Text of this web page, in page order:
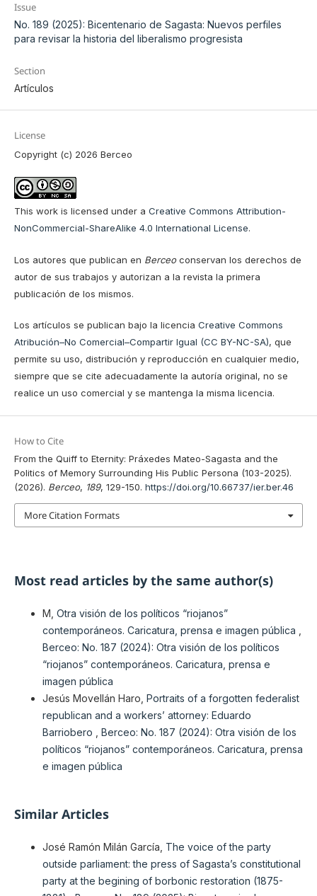
Issue
No. 189 (2025): Bicentenario de Sagasta: Nuevos perfiles
para revisar la historia del liberalismo progresista
Section
Artículos
License
Copyright (c) 2026 Berceo
This work is licensed under a Creative Commons Attribution-
NonCommercial-ShareAlike 4.0 International License.
Los autores que publican en Berceoconservan los derechos de
autor de sus trabajos y autorizan a la revista la primera
publicación de los mismos.
Los artículos se publican bajo la licencia Creative Commons
Atribución–No Comercial–Compartir Igual (CC BY-NC-SA), que
permite su uso, distribución y reproducción en cualquier medio,
siempre que se cite adecuadamente la autoría original, no se
realice un uso comercial y se mantenga la misma licencia.
How to Cite
From the Quiff to Eternity: Práxedes Mateo-Sagasta and the
Politics of Memory Surrounding His Public Persona (103-2025).
(2026). Berceo, 189, 129-150. https://doi.org/10.66737/ier.ber.46
More Citation Formats
Most read articles by the same author(s)
M, Otra visión de los políticos “riojanos”
contemporáneos. Caricatura, prensa e imagen pública
Berceo: No. 187 (2024): Otra visión de los políticos
“riojanos” contemporáneos. Caricatura, prensa e
imagen pública
Jesús Movellán Haro, Portraits of a forgotten federalist
republican and a workers’ attorney: Eduardo
Barriobero
Berceo: No. 187 (2024): Otra visión de los
políticos “riojanos” contemporáneos. Caricatura, prensa
e imagen pública
Similar Articles
José Ramón Milán García, The voice of the party
outside parliament: the press of Sagasta’s constitutional
party at the begining of borbonic restoration (1875-